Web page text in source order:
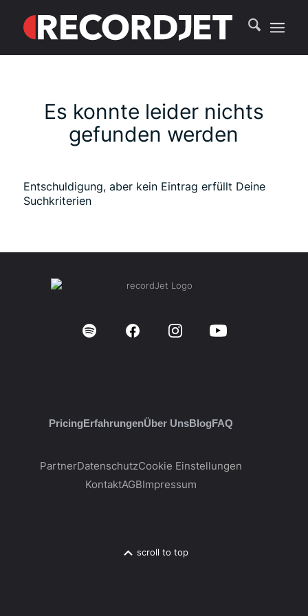
Es konnte leider nichts
gefunden werden
Entschuldigung, aber kein Eintrag erfüllt Deine
Suchkriterien
PricingErfahrungenÜber UnsBlogFAQ
PartnerDatenschutzCookie Einstellungen
KontaktAGBImpressum
scroll to top